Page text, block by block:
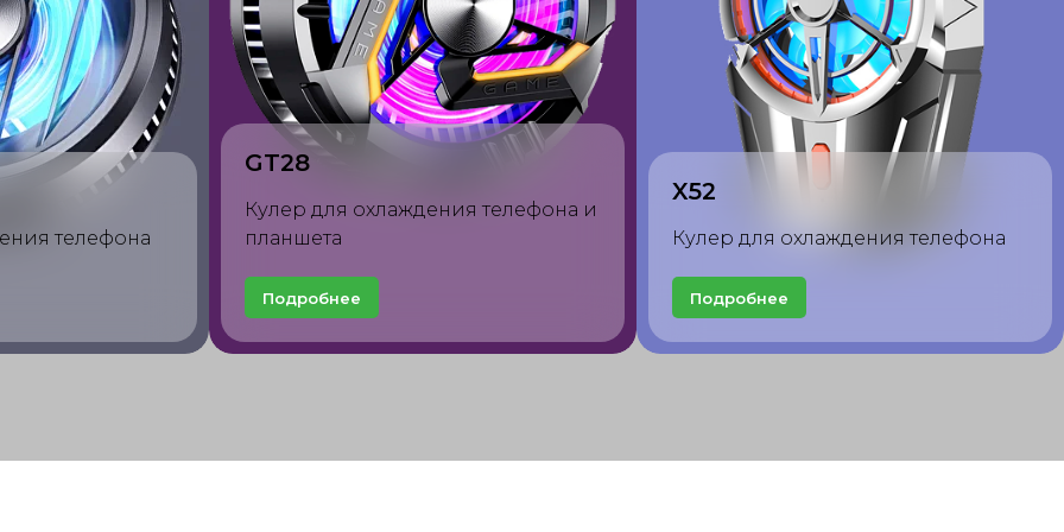
и планшета
FS03
Кулер для охлаждения телефона и
планшета
Подробнее
и планшета
Подробнее